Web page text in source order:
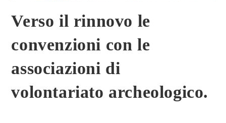
Verso il rinnovo le
convenzioni con le
associazioni di
volontariato archeologico.